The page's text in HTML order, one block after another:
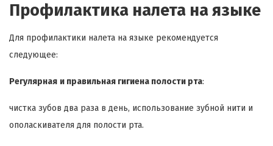
Профилактика налета на языке
Для профилактики налета на языке рекомендуется
следующее:
Регулярная и правильная гигиена полости рта:
чистка зубов два раза в день, использование зубной нити и
ополаскивателя для полости рта.